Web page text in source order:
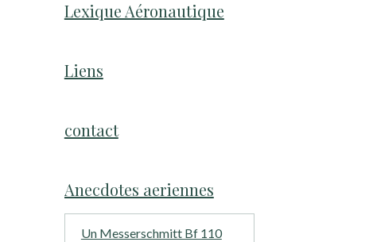
Lexique Aéronautique
Liens
contact
Anecdotes aeriennes
Un Messerschmitt Bf 110